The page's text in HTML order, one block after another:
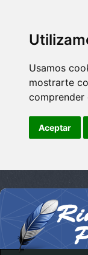
Usamos
mostrarte
comprender
Aceptar